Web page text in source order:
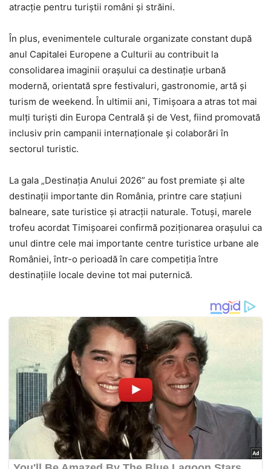
atracție pentru turiștii români și străini.
În plus, evenimentele culturale organizate constant după
anul Capitalei Europene a Culturii au contribuit la
consolidarea imaginii orașului ca destinație urbană
modernă, orientată spre festivaluri, gastronomie, artă și
turism de weekend. În ultimii ani, Timișoara a atras tot mai
mulți turiști din Europa Centrală și de Vest, fiind promovată
inclusiv prin campanii internaționale și colaborări în
sectorul turistic.
La gala „Destinația Anului 2026” au fost premiate și alte
destinații importante din România, printre care stațiuni
balneare, sate turistice și atracții naturale. Totuși, marele
trofeu acordat Timișoarei confirmă poziționarea orașului ca
unul dintre cele mai importante centre turistice urbane ale
României, într-o perioadă în care competiția între
destinațiile locale devine tot mai puternică.